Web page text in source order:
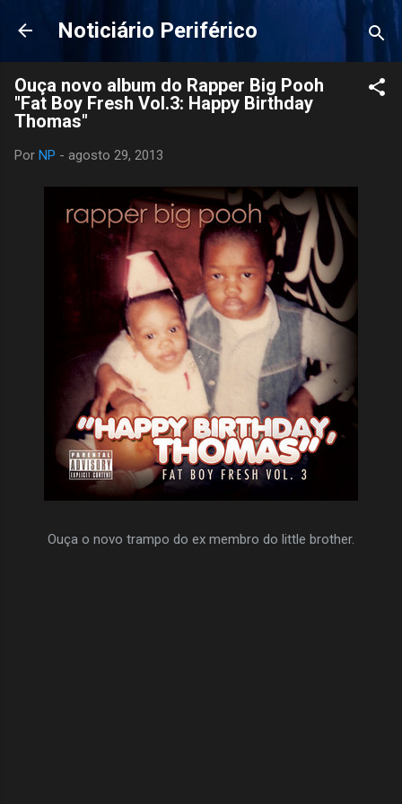
Pular para o conteúdo principal
Noticiário Periférico
Ouça novo album do Rapper Big Pooh
"Fat Boy Fresh Vol​.​3: Happy Birthday
Thomas"
Por NP - agosto 29, 2013
Ouça o novo trampo do ex membro do little brother.